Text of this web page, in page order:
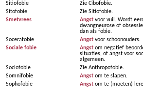
Sitiofobie
Zie Cibofobie.
Sitofobie
Zie Sitiofobie.
Smetvrees
Angst voor vuil. Wordt
dwangneurose of
dan als fobie.
Socerafobie
Angst voor schoonouders.
Sociale fobie
Angst om negatief
situaties, of angst voor
algemeen.
Sociofobie
Zie Anthropofobie.
Somnifobie
Angst om te slapen.
Sophofobie
Angst om te (moeten)